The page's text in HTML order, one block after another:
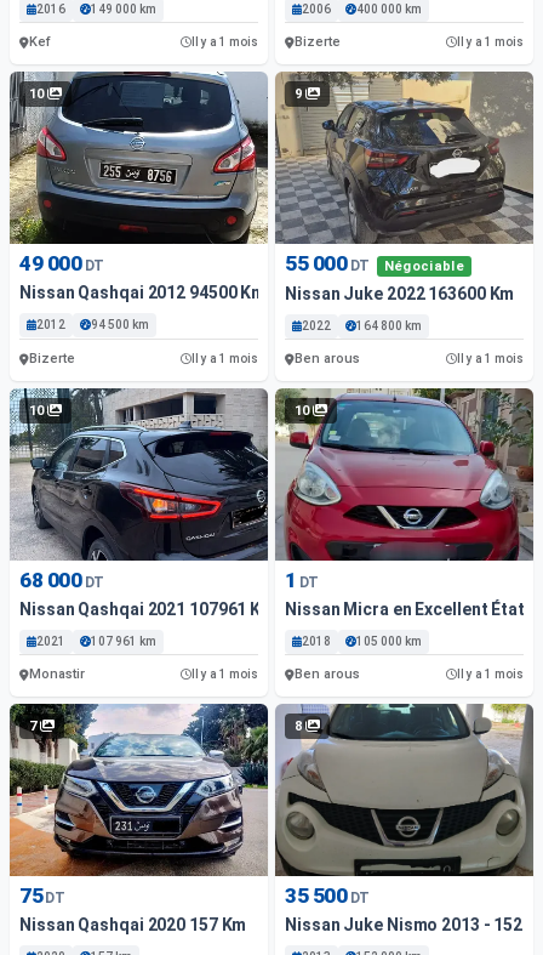
2016 149 000 km
Kef Il y a 1 mois
2006 400 000 km
Bizerte Il y a 1 mois
10
49 000 DT
Nissan Qashqai 2012 94500 Km
2012 94 500 km
Bizerte Il y a 1 mois
9
55 000 DT Négociable
Nissan Juke 2022 163600 Km
2022 164 800 km
Ben arous Il y a 1 mois
10
68 000 DT
Nissan Qashqai 2021 107961 Km
2021 107 961 km
Monastir Il y a 1 mois
10
1 DT
Nissan Micra en Excellent État
2018 105 000 km
Ben arous Il y a 1 mois
7
75DT
Nissan Qashqai 2020 157 Km
8
35 500 DT
Nissan Juke Nismo 2013 - 152